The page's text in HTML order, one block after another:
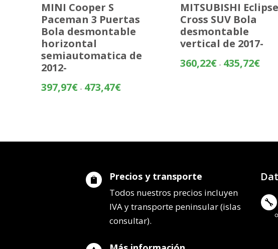
MINI Cooper S
Paceman 3 Puertas
Bola desmontable
horizontal
semiautomatica de
2012-
397,97€ - 473,47€Rango
hasta
MITSUBISHI Eclipse
Cross SUV Bola
desmontable
vertical de 2017-
360,22€ - 435,72€
 Precios y transporte
Todos nuestros precios incluyen
IVA y transporte peninsular (islas
consultar).
